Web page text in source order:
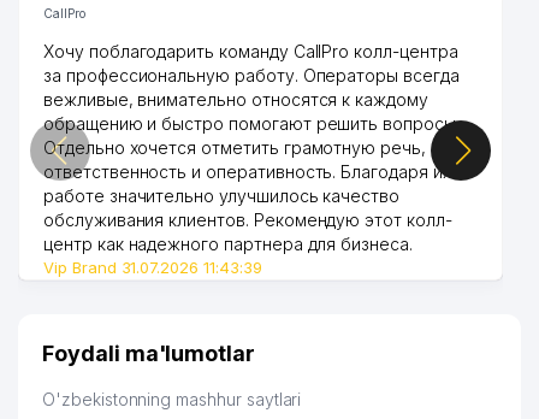
CallPro
Хочу поблагодарить команду CallPro колл-центра
за профессиональную работу. Операторы всегда
вежливые, внимательно относятся к каждому
обращению и быстро помогают решить вопросы.
Отдельно хочется отметить грамотную речь,
ответственность и оперативность. Благодаря их
работе значительно улучшилось качество
обслуживания клиентов. Рекомендую этот колл-
центр как надежного партнера для бизнеса.
Vip Brand 31.07.2026 11:43:39
Foydali ma'lumotlar
O'zbekistonning mashhur saytlari